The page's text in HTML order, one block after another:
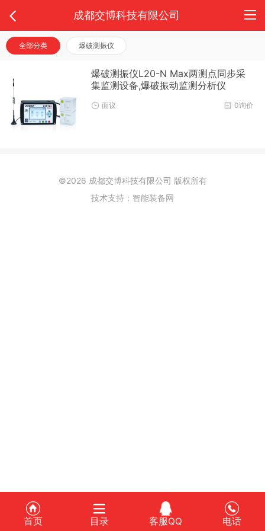
成都交博科技有限公司
全部分类 爆破测振仪
爆破测振仪L20-N Max两测点同步采
集监测设备,爆破振动监测分析仪
0询价
面议
©2026 成都交博科技有限公司 版权所有
技术支持： 智能装备网
首页 目录 客服QQ 电话